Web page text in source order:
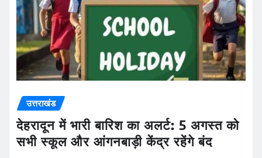
उत्तराखंड
देहरादून में भारी बारिश का अलर्ट: 5 अगस्त को
सभी स्कूल और आंगनबाड़ी केंद्र रहेंगे बंद